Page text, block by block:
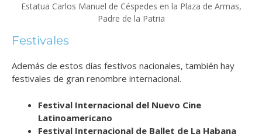
Estatua Carlos Manuel de Céspedes en la Plaza de Armas,
Padre de la Patria
Festivales
Además de estos días festivos nacionales, también hay
festivales de gran renombre internacional.
Festival Internacional del Nuevo Cine
Latinoamericano
Festival Internacional de Ballet de La Habana